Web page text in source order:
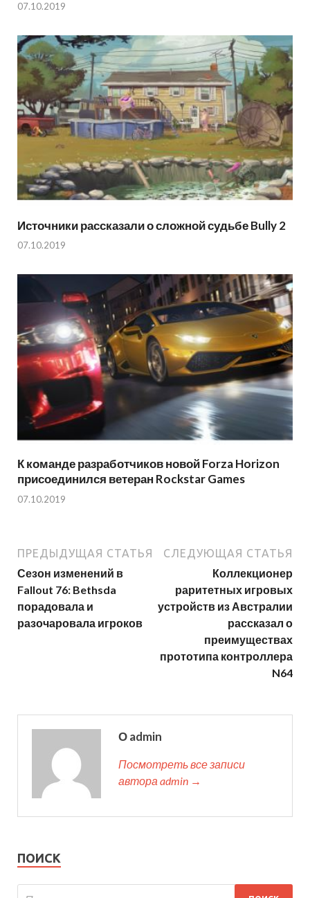
07.10.2019
Источники рассказали о сложной судьбе Bully 2
07.10.2019
К команде разработчиков новой Forza Horizon
присоединился ветеран Rockstar Games
07.10.2019
ПРЕДЫДУЩАЯ СТАТЬЯ
Сезон изменений в
Fallout 76: Bethsda
порадовала и
разочаровала игроков
СЛЕДУЮЩАЯ СТАТЬЯ
Коллекционер
раритетных игровых
устройств из Австралии
рассказал о
преимуществах
прототипа контроллера
N64
О admin
Посмотреть все записи
автора admin →
ПОИСК